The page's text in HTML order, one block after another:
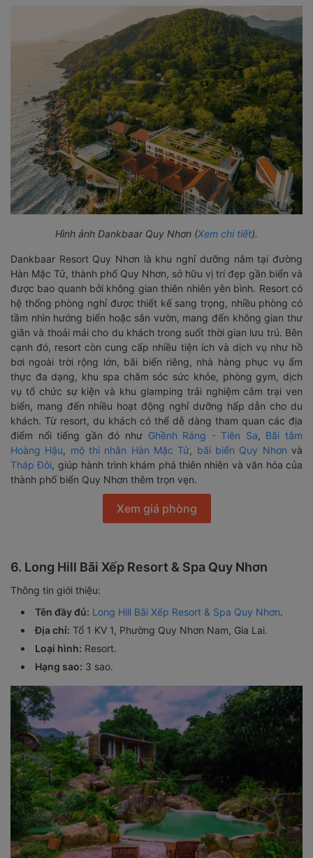
Hình ảnh Dankbaar Quy Nhơn (Xem chi tiết).
Dankbaar Resort Quy Nhơn là khu nghỉ dưỡng nằm tại đường
Hàn Mặc Tử, thành phố Quy Nhơn, sở hữu vị trí đẹp gần biển và
được bao quanh bởi không gian thiên nhiên yên bình. Resort có
hệ thống phòng nghỉ được thiết kế sang trọng, nhiều phòng có
tầm nhìn hướng biển hoặc sân vườn, mang đến không gian thư
giãn và thoải mái cho du khách trong suốt thời gian lưu trú. Bên
cạnh đó, resort còn cung cấp nhiều tiện ích và dịch vụ như hồ
bơi ngoài trời rộng lớn, bãi biển riêng, nhà hàng phục vụ ẩm
thực đa dạng, khu spa chăm sóc sức khỏe, phòng gym, dịch
vụ tổ chức sự kiện và khu glamping trải nghiệm cắm trại ven
biển, mang đến nhiều hoạt động nghỉ dưỡng hấp dẫn cho du
khách. Từ resort, du khách có thể dễ dàng tham quan các địa
điểm nổi tiếng gần đó như Ghềnh Ráng - Tiên Sa, Bãi tắm
Hoàng Hậu, mộ thi nhân Hàn Mặc Tử, bãi biển Quy Nhơn và
Tháp Đôi, giúp hành trình khám phá thiên nhiên và văn hóa của
thành phố biển Quy Nhơn thêm trọn vẹn.
Xem giá phòng
6. Long Hill Bãi Xếp Resort & Spa Quy Nhơn
Thông tin giới thiệu:
Tên đầy đủ: Long Hill Bãi Xếp Resort & Spa Quy Nhơn.
Địa chỉ: Tổ 1 KV 1, Phường Quy Nhơn Nam, Gia Lai.
Loại hình: Resort.
Hạng sao: 3 sao.